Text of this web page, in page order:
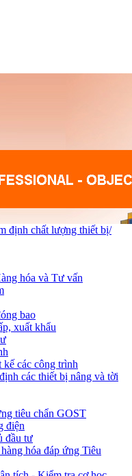
định chất lượng thiết bị/
hóa và Tư vấn
bao
xuất khẩu
các công trình
các thiết bị nâng và tời
tiêu chẩn GOST
điện
đầu tư
hóa đáp ứng Tiêu